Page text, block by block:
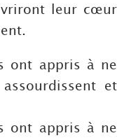
leur cœur
ont appris à ne
et
ont appris à ne